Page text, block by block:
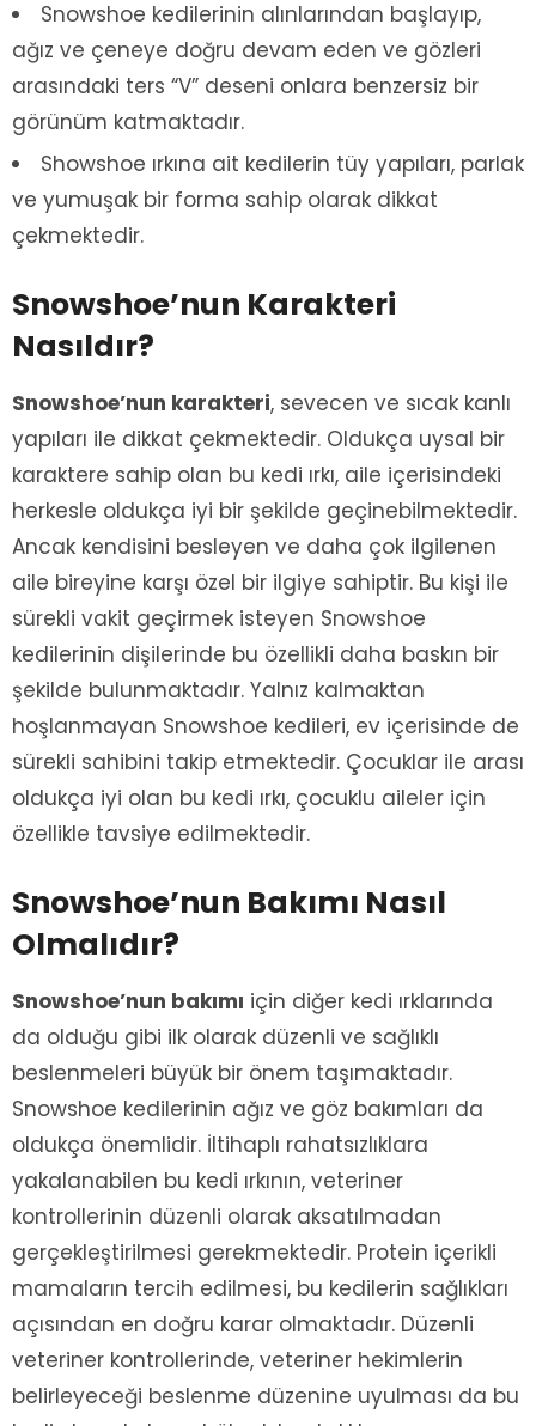
Snowshoe kedilerinin alınlarından başlayıp,
ağız ve çeneye doğru devam eden ve gözleri
arasındaki ters “V” deseni onlara benzersiz bir
görünüm katmaktadır.
Showshoe ırkına ait kedilerin tüy yapıları, parlak
ve yumuşak bir forma sahip olarak dikkat
çekmektedir.
Snowshoe’nun Karakteri
Nasıldır?
Snowshoe’nun karakteri, sevecen ve sıcak kanlı
yapıları ile dikkat çekmektedir. Oldukça uysal bir
karaktere sahip olan bu kedi ırkı, aile içerisindeki
herkesle oldukça iyi bir şekilde geçinebilmektedir.
Ancak kendisini besleyen ve daha çok ilgilenen
aile bireyine karşı özel bir ilgiye sahiptir. Bu kişi ile
sürekli vakit geçirmek isteyen Snowshoe
kedilerinin dişilerinde bu özellikli daha baskın bir
şekilde bulunmaktadır. Yalnız kalmaktan
hoşlanmayan Snowshoe kedileri, ev içerisinde de
sürekli sahibini takip etmektedir. Çocuklar ile arası
oldukça iyi olan bu kedi ırkı, çocuklu aileler için
özellikle tavsiye edilmektedir.
Snowshoe’nun Bakımı Nasıl
Olmalıdır?
Snowshoe’nun bakımı için diğer kedi ırklarında
da olduğu gibi ilk olarak düzenli ve sağlıklı
beslenmeleri büyük bir önem taşımaktadır.
Snowshoe kedilerinin ağız ve göz bakımları da
oldukça önemlidir. İltihaplı rahatsızlıklara
yakalanabilen bu kedi ırkının, veteriner
kontrollerinin düzenli olarak aksatılmadan
gerçekleştirilmesi gerekmektedir. Protein içerikli
mamaların tercih edilmesi, bu kedilerin sağlıkları
açısından en doğru karar olmaktadır. Düzenli
veteriner kontrollerinde, veteriner hekimlerin
belirleyeceği beslenme düzenine uyulması da bu